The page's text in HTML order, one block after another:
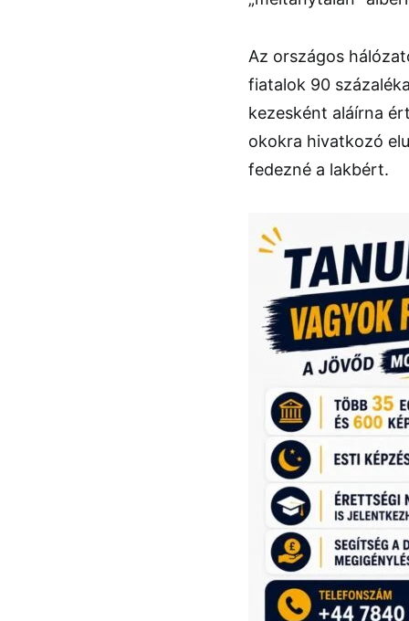
Az országos
fiatalok 90
kezesként aláírna
okokra hivatkozó
fedezné a lakbért.